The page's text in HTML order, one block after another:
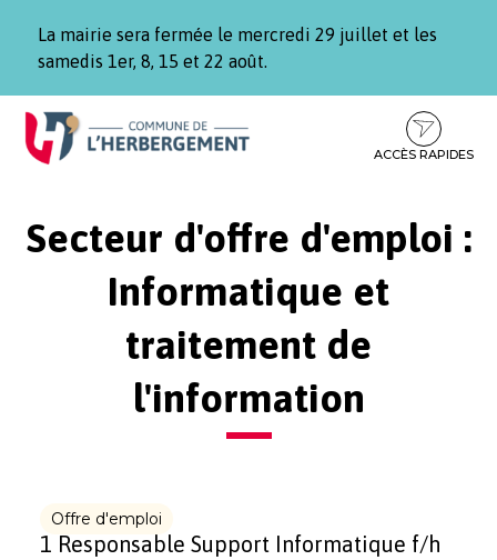
La mairie sera fermée le mercredi 29 juillet et les
samedis 1er, 8, 15 et 22 août.
Aller
Aller
contenu
Aller
pied
ACCÈS RAPIDES
Secteur d'offre d'emploi :
Informatique et
traitement de
l'information
Offre d'emploi
1 Responsable Support Informatique f/h